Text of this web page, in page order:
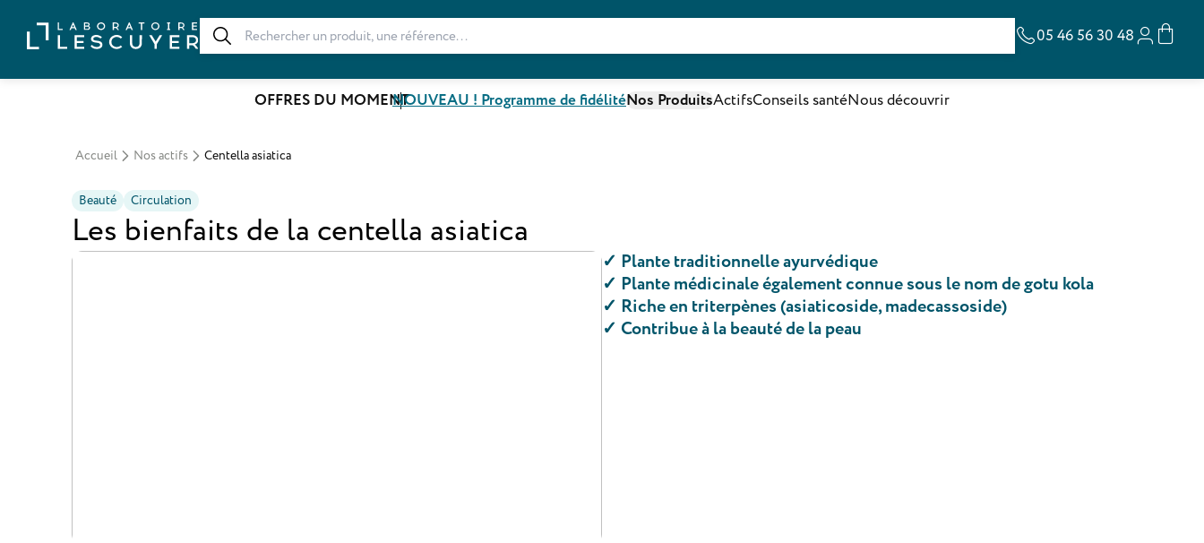
05 46 56 30 48
OFFRES DU MOMENTNOUVEAU ! Programme de fidélitéNos ProduitsActifsConseils santéNous découvrir
Accueil Nos actifs Centella asiatica
Beauté Circulation
Les bienfaits de la centella asiatica
✓ Plante traditionnelle ayurvédique
✓ Plante médicinale également connue sous le nom de gotu kola
✓ Riche en triterpènes (asiaticoside, madecassoside)
✓ Contribue à la beauté de la peau